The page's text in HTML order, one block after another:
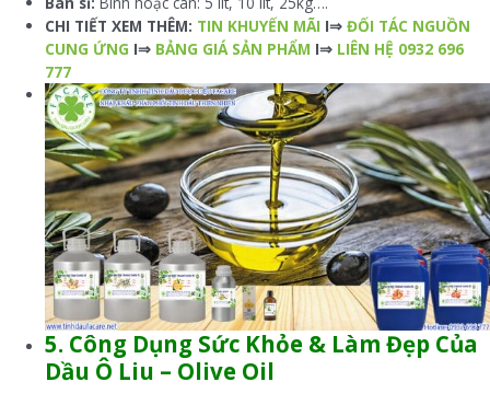
CHI TIẾT XEM THÊM: TIN KHUYẾN MÃI I⇒ĐỐI TÁC NGUỒN
CUNG ỨNG I⇒ BẢNG GIÁ SẢN PHẨM I⇒ LIÊN HỆ 0932 696
777
5. Công Dụng Sức Khỏe & Làm Đẹp Của
Dầu Ô Liu – Olive Oil